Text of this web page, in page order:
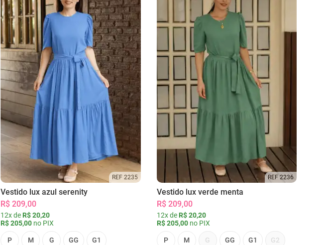
REF 2235
Vestido lux azul serenity
R$ 209,00
12x de R$ 20,20
R$ 205,00 no PIX
P M G GG G1
REF 2236
Vestido lux verde menta
R$ 209,00
12x de R$ 20,20
R$ 205,00no PIX
P M G GG G1 G2